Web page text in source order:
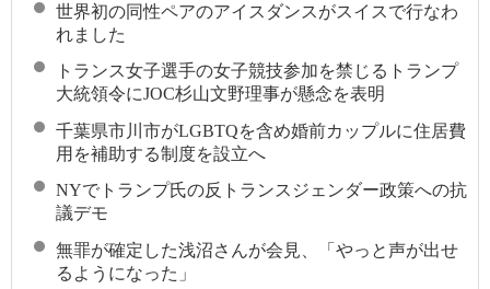
世界初の同性ペアのアイスダンスがスイスで行なわ
れました
トランス女子選手の女子競技参加を禁じるトランプ
大統領令にJOC杉山文野理事が懸念を表明
千葉県市川市がLGBTQを含め婚前カップルに住居費
用を補助する制度を設立へ
NYでトランプ氏の反トランスジェンダー政策への抗
議デモ
無罪が確定した浅沼さんが会見、「やっと声が出せ
るようになった」